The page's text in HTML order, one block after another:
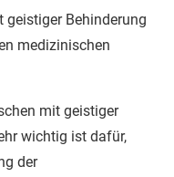
geistiger Behinderung
medizinischen
mit geistiger
wichtig ist dafür,
der